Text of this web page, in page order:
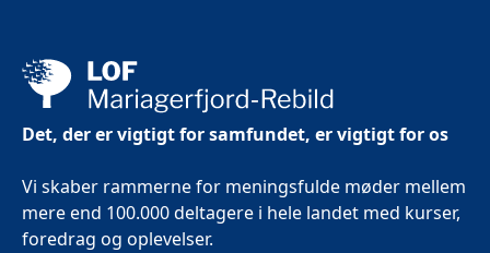
Det, der er vigtigt for samfundet, er vigtigt for os
Vi skaber rammerne for meningsfulde møder mellem
mere end 100.000 deltagere i hele landet med kurser,
foredrag og oplevelser.